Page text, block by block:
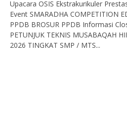
Upacara OSIS Ekstrakurikuler
Event SMARADHA COMPETITION
PPDB BROSUR PPDB Informasi
PETUNJUK TEKNIS MUSABAQAH
2026 TINGKAT SMP / MTS...